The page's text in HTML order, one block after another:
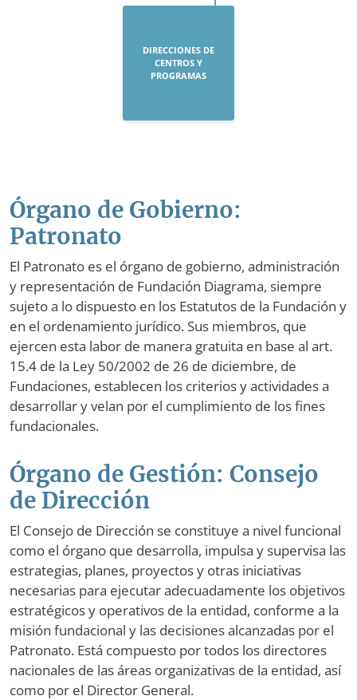
DIRECCIONES DE
CENTROS Y
PROGRAMAS
Órgano de Gobierno:
Patronato
El Patronato es el órgano de gobierno, administración
y representación de Fundación Diagrama, siempre
sujeto a lo dispuesto en los Estatutos de la Fundación y
en el ordenamiento jurídico. Sus miembros, que
ejercen esta labor de manera gratuita en base al art.
15.4 de la Ley 50/2002 de 26 de diciembre, de
Fundaciones, establecen los criterios y actividades a
desarrollar y velan por el cumplimiento de los fines
fundacionales.
Órgano de Gestión: Consejo
de Dirección
El Consejo de Dirección se constituye a nivel funcional
como el órgano que desarrolla, impulsa y supervisa las
estrategias, planes, proyectos y otras iniciativas
necesarias para ejecutar adecuadamente los objetivos
estratégicos y operativos de la entidad, conforme a la
misión fundacional y las decisiones alcanzadas por el
Patronato. Está compuesto por todos los directores
nacionales de las áreas organizativas de la entidad, así
como por el Director General.